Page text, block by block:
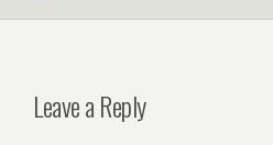
Leave a Reply